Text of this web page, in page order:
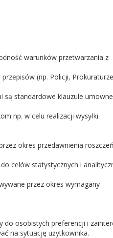
warunków przetwarzania z
(np. Policji,
są standardowe klauzule umowne
np. w celu realizacji wysyłki.
okres przedawnienia roszczeń
celów statystycznych i
przez okres wymagany
osobistych preferencji i
na sytuację użytkownika.